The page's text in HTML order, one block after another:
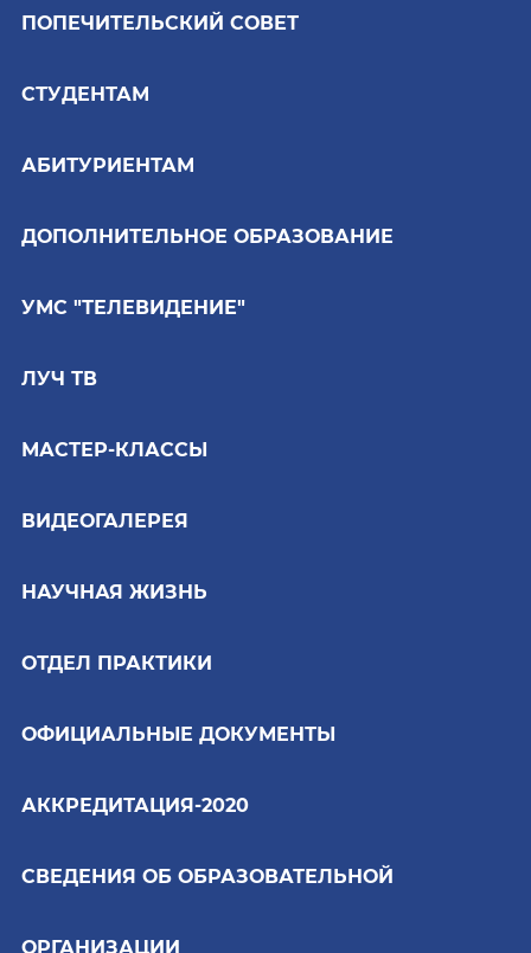
ПОПЕЧИТЕЛЬСКИЙ СОВЕТ
СТУДЕНТАМ
АБИТУРИЕНТАМ
ДОПОЛНИТЕЛЬНОЕ ОБРАЗОВАНИЕ
УМС "ТЕЛЕВИДЕНИЕ"
ЛУЧ ТВ
МАСТЕР-КЛАССЫ
ВИДЕОГАЛЕРЕЯ
НАУЧНАЯ ЖИЗНЬ
ОТДЕЛ ПРАКТИКИ
ОФИЦИАЛЬНЫЕ ДОКУМЕНТЫ
АККРЕДИТАЦИЯ-2020
СВЕДЕНИЯ ОБ ОБРАЗОВАТЕЛЬНОЙ
ОРГАНИЗАЦИИ